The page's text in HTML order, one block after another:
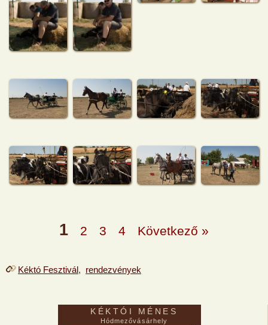
1 2 3 4 Következő »
Kéktó Fesztivál, rendezvények
KÉKTÓI MÉNES
Hódmezővásárhely